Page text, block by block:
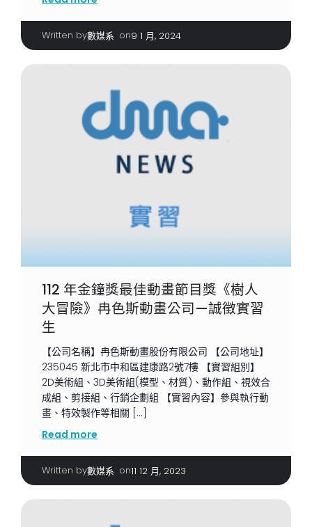
Written by數媒系 on9 1 月, 2024
112 年金鐘獎最佳動畫節目獎《樹人
大冒險》冉色斯動畫公司—誠徵實習
生
【公司名稱】冉色斯動畫股份有限公司 【公司地址】
235045 新北市中和區建康路2號7樓 【實習組別】
2D美術組、3D美術組(模型、材質)、動作組、視效合
成組、剪接組、行銷企劃組 【實習內容】參與執行動
畫、特效製作等相關 […]
Read more
Written by數媒系 on11 12 月, 2023